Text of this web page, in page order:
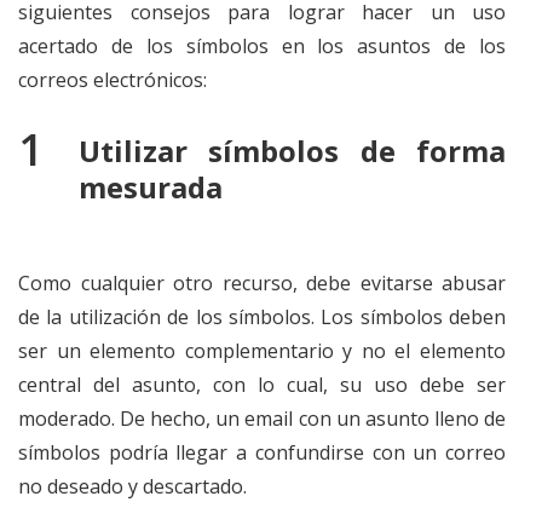
siguientes consejos para lograr hacer un uso
acertado de los símbolos en los asuntos de los
correos electrónicos:
Utilizar símbolos de forma
mesurada
Como cualquier otro recurso, debe evitarse abusar
de la utilización de los símbolos. Los símbolos deben
ser un elemento complementario y no el elemento
central del asunto, con lo cual, su uso debe ser
moderado. De hecho, un email con un asunto lleno de
símbolos podría llegar a confundirse con un correo
no deseado y descartado.